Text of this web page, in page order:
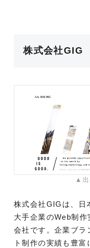
株式会社GIG
▲出
株式会社GIGは、日
大手企業のWeb制
会社です。企業ブラ
ト制作の実績も豊